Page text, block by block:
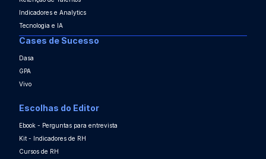
Indicadores e Analytics
Tecnologia e IA
Cases de Sucesso
Dasa
GPA
Vivo
Escolhas do Editor
Ebook - Perguntas para entrevista
Kit - Indicadores de RH
Cursos de RH